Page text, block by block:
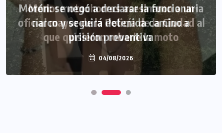
Morón: se negó a declarar la funcionaria
narco y seguirá detenida camino a
prisión preventiva
04/08/2026